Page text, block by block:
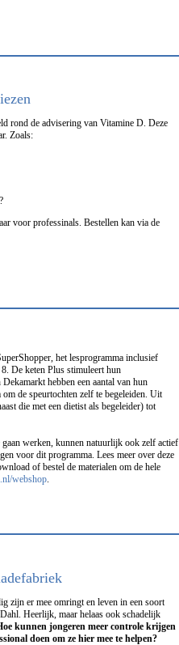
rond de advisering van Vitamine D. Deze
Zoals:
voor professinals. Bestellen kan via de
het lesprogramma inclusief
De keten Plus stimuleert hun
hebben een aantal van hun
de speurtochten zelf te begeleiden. Uit
die met een dietist als begeleider) tot
werken, kunnen natuurlijk ook zelf actief
voor dit programma. Lees meer over deze
of bestel de materialen om de hele
webshop.
zijn er mee omringt en leven in een soort
Heerlijk, maar helaas ook schadelijk
kunnen jongeren meer controle krijgen
doen om ze hier mee te helpen?